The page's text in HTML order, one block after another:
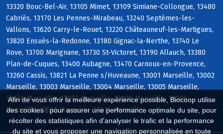
Afin de vous offrir la meilleure expérience possible, Biocoop utilise
des cookies : pour assurer une performance optimale du site, pour
récolter des statistiques afin d'analyser le trafic et la performance
du site et vous proposer une navigation personnalisée en toute
13320 Bouc-Bel-Air, 13105 Mimet, 13109 Simiane-Collongue, 13480
Cabriès, 13170 Les Pennes-Mirabeau, 13240 Septèmes-les-
Vallons, 13620 Carry-le-Rouet, 13220 Châteauneuf-les-Martigues,
13820 Ensuès-la-Redonne, 13180 Gignac-la-Nerthe, 13740 Le
Rove, 13700 Marignane, 13730 St-Victoret, 13190 Allauch, 13380
Plan-de-Cuques, 13400 Aubagne, 13470 Carnoux-en-Provence,
13260 Cassis, 13821 La Penne s/Huveaune, 13001 Marseille, 13002
Marseille, 13003 Marseille, 13004 Marseille, 13005 Marseille,
13006 Marseille, 13007 Marseille, 13008 Marseille, 13009
Marseille, 13010 Marseille, 13011 Marseille